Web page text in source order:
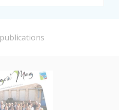
publications